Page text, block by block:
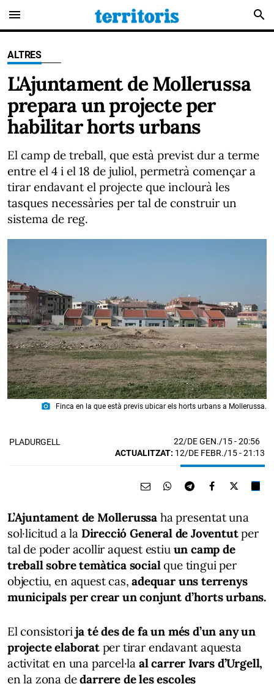
menu search
ALTRES
L'Ajuntament de Mollerussa
prepara un projecte per
habilitar horts urbans
El camp de treball, que està previst dur a terme
entre el 4 i el 18 de juliol, permetrà començar a
tirar endavant el projecte que inclourà les
tasques necessàries per tal de construir un
sistema de reg.
photo_camera Finca en la que està previs ubicar els horts urbans a Mollerussa.
PLADURGELL 22/DE GEN./15- 20:56
ACTUALITZAT: 12/DE FEBR./15 - 21:13
L’Ajuntament de Mollerussa ha presentat una
sol·licitud a la Direcció General de Joventutper
tal de poder acollir aquest estiu un camp de
treball sobre temàtica socialque tingui per
objectiu, en aquest cas,adequar uns terrenys
municipals per crear un conjunt d’horts urbans.
El consistorija té des de fa un més d’un any un
projecte elaboratper tirar endavant aquesta
activitat en una parcel·la al carrer Ivars d’Urgell,
en la zona dedarrere de les escoles